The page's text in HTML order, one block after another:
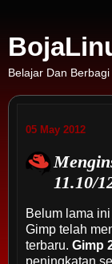
Belajar Dan
05 May 2012
11.10/
Belum lama
Gimp telah
terbaru.Gimp
peningkatan